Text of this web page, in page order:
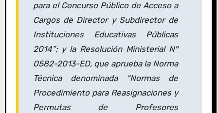
para el Concurso Público de Acceso a
Cargos de Director y Subdirector de
Instituciones Educativas Públicas
2014”; y la Resolución Ministerial N°
0582-2013-ED, que aprueba la Norma
Técnica denominada “Normas de
Procedimiento para Reasignaciones y
Permutas de Profesores